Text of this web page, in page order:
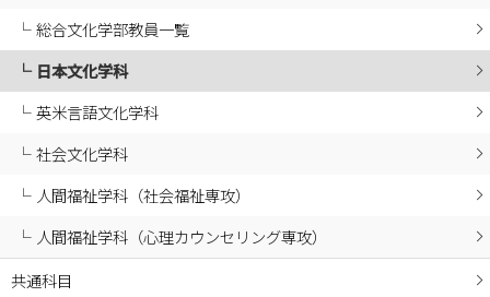
2024年05月
2024年04月
2024年03月
2024年02月
2023年12月
2023年11月
2023年10月
総合文化学部教員一覧
日本文化学科
英米言語文化学科
社会文化学科
人間福祉学科（社会福祉専攻）
人間福祉学科（心理カウンセリング専攻）
共通科目